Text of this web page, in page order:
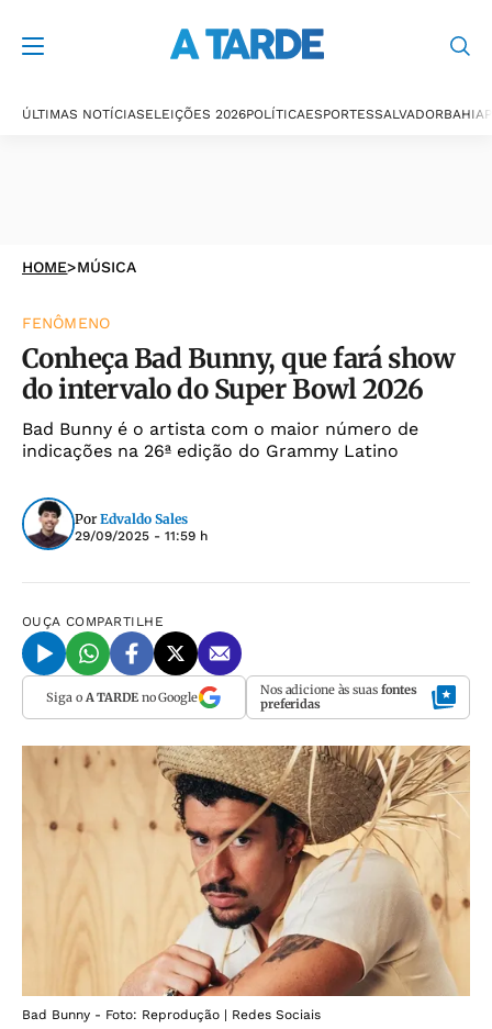
ÚLTIMAS NOTÍCIASELEIÇÕES 2026POLÍTICAESPORTESSALVADORBAHIA
HOME>MÚSICA
FENÔMENO
Conheça Bad Bunny, que fará show
do intervalo do Super Bowl 2026
Bad Bunny é o artista com o maior número de
indicações na 26ª edição do Grammy Latino
Por Edvaldo Sales
29/09/2025 - 11:59 h
OUÇA COMPARTILHE
Siga o A TARDEno Google Nos adicione às suas fontes
preferidas
Bad Bunny - Foto: Reprodução | Redes Sociais